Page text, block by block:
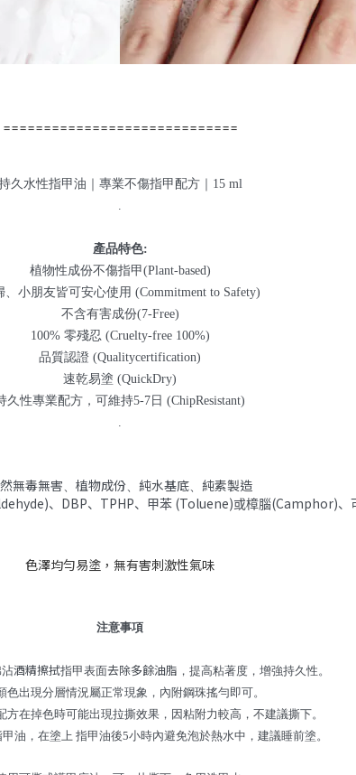
=============================
久水性指甲油｜專業不傷指甲配方｜15 ml
.
產品特色:
植物性成份不傷指甲(Plant-based)
、小朋友皆可安心使用 (Commitment to Safety)
不含有害成份(7-Free)
100% 零殘忍 (Cruelty-free 100%)
品質認證 (Qualitycertification)
速乾易塗 (QuickDry)
久性專業配方，可維持5-7日 (ChipResistant)
.
無毒無害、植物成份、純水基底、純素製造
、 DBP、 TPHP、甲苯 (Toluene)或樟腦(Camphor)、
色澤均勻易塗，無有害刺激性氣味
注意事項
酒精擦拭指甲表面去除多餘油脂 ，提高粘著度，增強持久性。
色出現分層情況屬正常現象，內附鋼珠搖勻即可。
方在掉色時可能出現拉撕效果，因粘附力較高，不建議撕下。
油，在塗上 指甲油後5小時內避免泡於熱水中，建議睡前塗。